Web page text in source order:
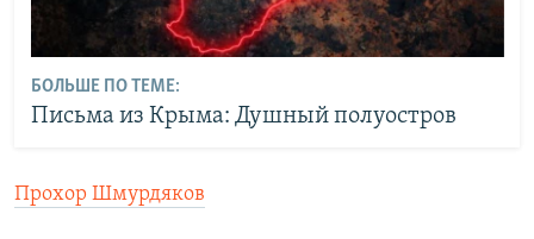
БОЛЬШЕ ПО ТЕМЕ:
Письма из Крыма: Душный полуостров
Прохор Шмурдяков